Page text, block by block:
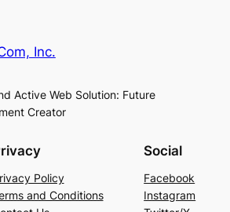
Inc.
Active Web Solution: Future
Creator
Policy
and Conditions
Social
Facebook
Instagram